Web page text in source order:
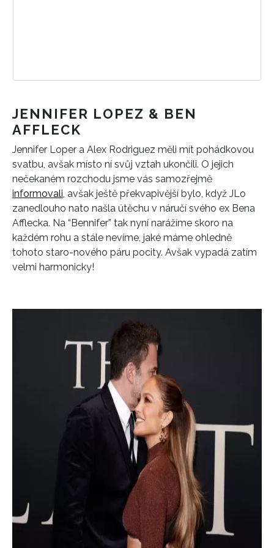
JENNIFER LOPEZ & BEN
AFFLECK
Jennifer Loper a Alex Rodriguez měli mít pohádkovou
svatbu, avšak místo ní svůj vztah ukončili. O jejich
nečekaném rozchodu jsme vás samozřejmě
informovali, avšak ještě překvapivější bylo, když JLo
zanedlouho nato našla útěchu v náručí svého ex Bena
Afflecka. Na “Bennifer” tak nyní narážíme skoro na
každém rohu a stále nevíme, jaké máme ohledně
tohoto staro-nového páru pocity. Avšak vypadá zatím
velmi harmonicky!